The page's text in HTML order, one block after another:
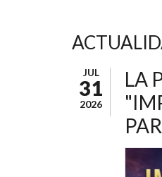
JUL
31
2026
LA